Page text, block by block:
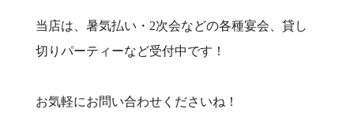
当店は、暑気払い・2次会などの各種宴会、貸し
切りパーティーなど受付中です！
お気軽にお問い合わせくださいね！